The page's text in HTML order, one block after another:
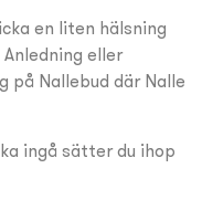
en liten hälsning
eller
på Nallebud där Nalle
ingå sätter du ihop